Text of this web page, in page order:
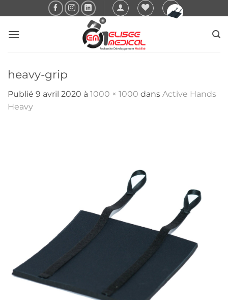
au
contenu
heavy-grip
Publié 9 avril 2020 à 1000 × 1000 dans Active Hands
Heavy